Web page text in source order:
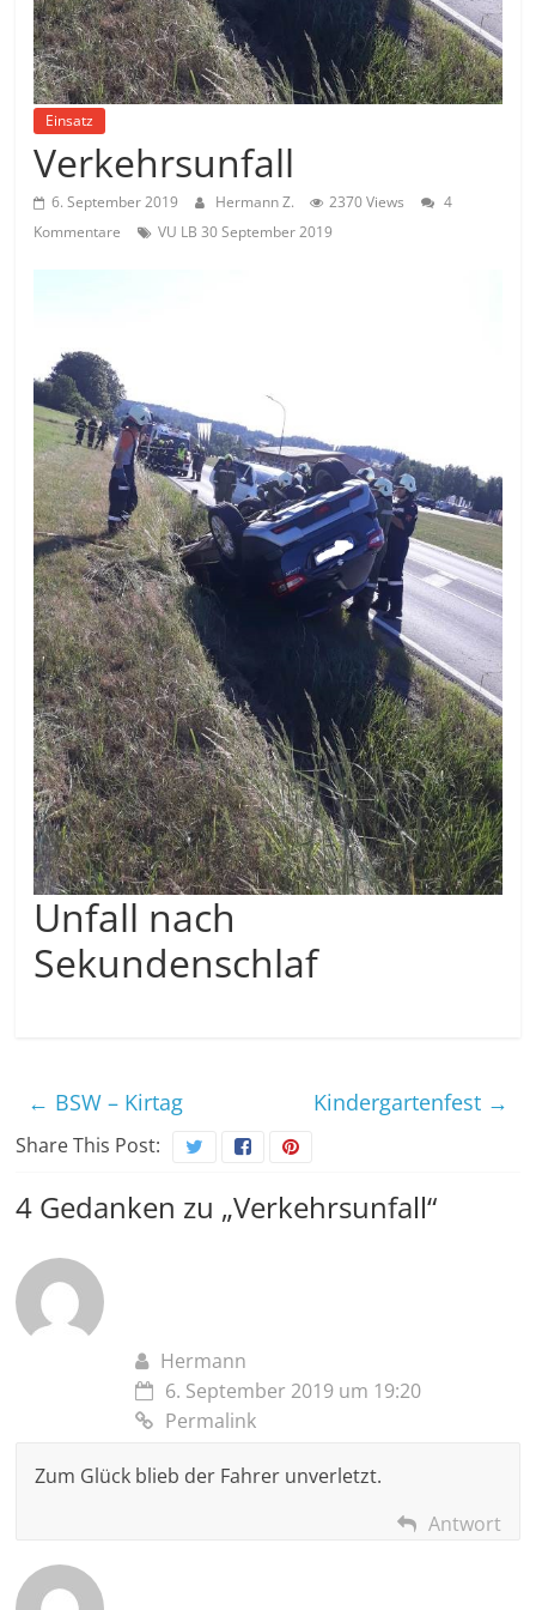
Einsatz
Verkehrsunfall
6. September 2019 Hermann Z. 2370 Views
4
Kommentare
VU LB 30 September 2019
Unfall nach
Sekundenschlaf
← BSW – Kirtag Kindergartenfest →
Share This Post:
4 Gedanken zu „Verkehrsunfall“
Hermann
6. September 2019 um 19:20
Permalink
Zum Glück blieb der Fahrer unverletzt.
Antwort